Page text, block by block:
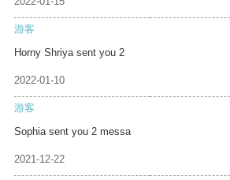
游客
Horny Shriya sent you 2
2022-01-10
游客
Sophia sent you 2 messa
2021-12-22